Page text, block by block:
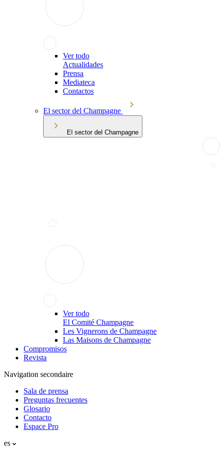
Ver todo
Actualidades
Prensa
Mediateca
Contactos
El sector del Champagne
El sector del Champagne
Ver todo
El Comité Champagne
Les Vignerons de Champagne
Las Maisons de Champagne
Compromisos
Revista
Navigation secondaire
Sala de prensa
Preguntas frecuentes
Glosario
Contacto
Espace Pro
es